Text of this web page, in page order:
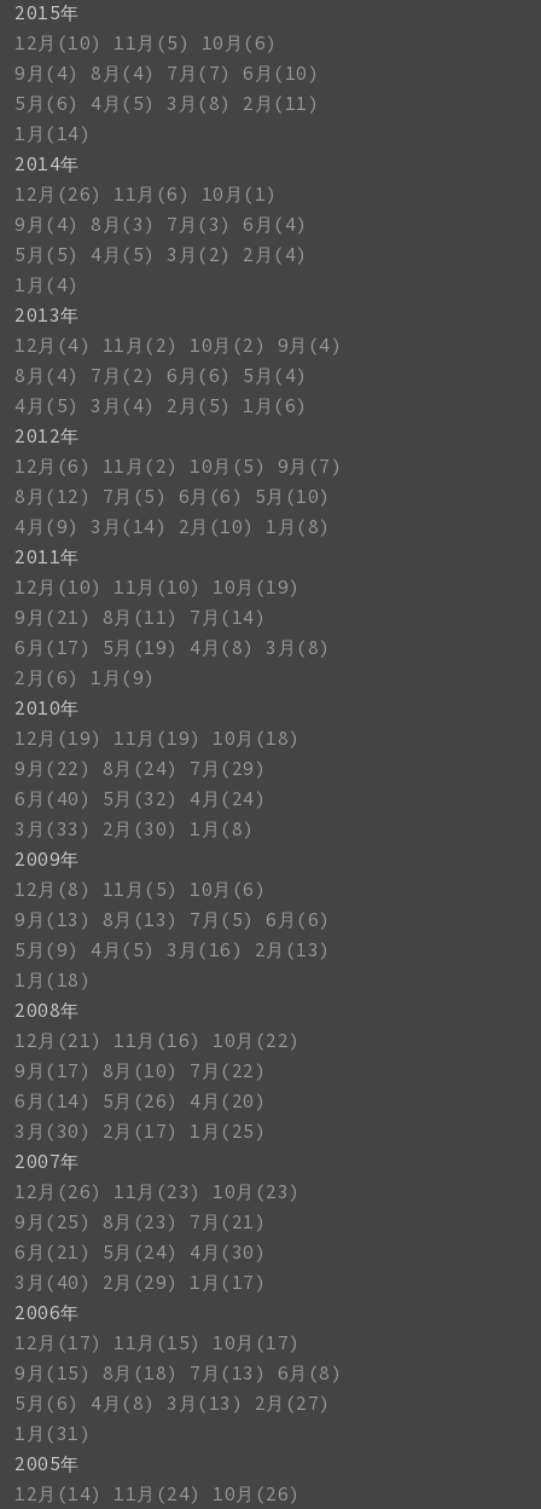
2015年
12月(10)
11月(5)
10月(6)
9月(4)
8月(4) 7月(7)
6月(10)
5月(6)
4月(5) 3月(8)
2月(11)
1月(14)
2014年
12月(26)
11月(6)
10月(1)
9月(4)
8月(3) 7月(3)
6月(4)
5月(5)
4月(5) 3月(2)
2月(4)
1月(4)
2013年
12月(4)
11月(2) 10月(2)
9月(4)
8月(4)
7月(2) 6月(6)
5月(4)
4月(5)
3月(4) 2月(5)
1月(6)
2012年
12月(6)
11月(2) 10月(5)
9月(7)
8月(12)
7月(5) 6月(6)
5月(10)
4月(9)
3月(14) 2月(10)
1月(8)
2011年
12月(10)
11月(10)
10月(19)
9月(21)
8月(11)
7月(14)
6月(17)
5月(19) 4月(8)
3月(8)
2月(6)
1月(9)
2010年
12月(19)
11月(19)
10月(18)
9月(22)
8月(24)
7月(29)
6月(40)
5月(32)
4月(24)
3月(33)
2月(30)
1月(8)
2009年
12月(8)
11月(5)
10月(6)
9月(13)
8月(13) 7月(5)
6月(6)
5月(9)
4月(5) 3月(16)
2月(13)
1月(18)
2008年
12月(21)
11月(16)
10月(22)
9月(17)
8月(10)
7月(22)
6月(14)
5月(26)
4月(20)
3月(30)
2月(17)
1月(25)
2007年
12月(26)
11月(23)
10月(23)
9月(25)
8月(23)
7月(21)
6月(21)
5月(24)
4月(30)
3月(40)
2月(29)
1月(17)
2006年
12月(17)
11月(15)
10月(17)
9月(15)
8月(18) 7月(13)
6月(8)
5月(6)
4月(8) 3月(13)
2月(27)
1月(31)
2005年
12月(14)
11月(24) 10月(26)